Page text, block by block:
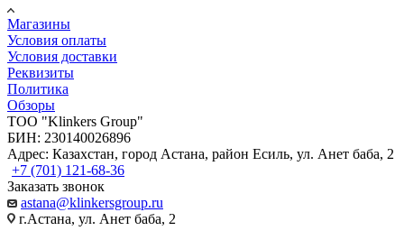
Магазины
Условия оплаты
Условия доставки
Реквизиты
Политика
Обзоры
TOO "Klinkers Group"
БИН: 230140026896
Адрес: Казахстан, город Астана, район Есиль, ул. Анет баба, 2
+7 (701) 121-68-36
Заказать звонок
astana@klinkersgroup.ru
г.Астана, ул. Анет баба, 2